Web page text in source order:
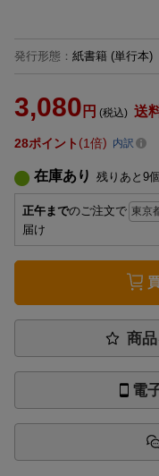
発行形態 ： 紙書籍 (単行本)
3,080 円 (税込) 送
28ポイント 1倍 内訳
在庫あり 残りあと 9個
正午までのご注文で
届け
商
電